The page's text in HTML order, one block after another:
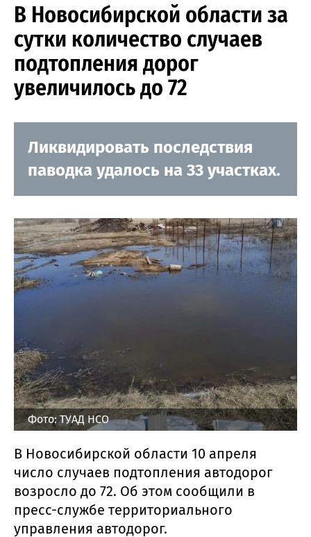
В Новосибирской области за
сутки количество случаев
подтопления дорог
увеличилось до 72
Ликвидировать последствия
паводка удалось на 33 участках.
Фото: ТУАД НСО
В Новосибирской области 10 апреля
число случаев подтопления автодорог
возросло до 72. Об этом сообщили в
пресс-службе территориального
управления автодорог.